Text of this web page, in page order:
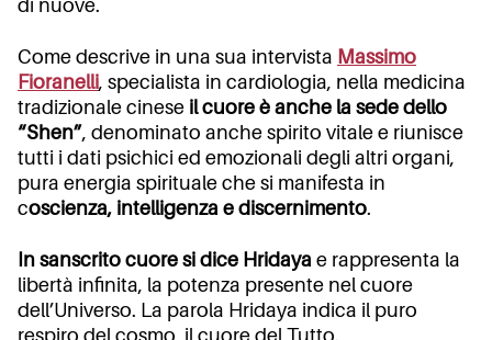
di nuove.
Come descrive in una sua intervista Massimo
Fioranelli, specialista in cardiologia, nella medicina
tradizionale cinese il cuore è anche la sede dello
“Shen”, denominato anche spirito vitale e riunisce
tutti i dati psichici ed emozionali degli altri organi,
pura energia spirituale che si manifesta in
coscienza, intelligenza e discernimento.
In sanscrito cuore si dice Hridaya e rappresenta la
libertà infinita, la potenza presente nel cuore
dell’Universo. La parola Hridaya indica il puro
respiro del cosmo, il cuore del Tutto.